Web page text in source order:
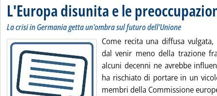
L'Europa disunita e le
La crisi in Germania getta un'ombra sul futuro dell'Unione
Come recita una diffusa
dal venir meno della trazione
alcuni decenni ne avrebbe
ha rischiato di portare in un
membri della Commissione